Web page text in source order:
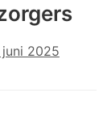
2025